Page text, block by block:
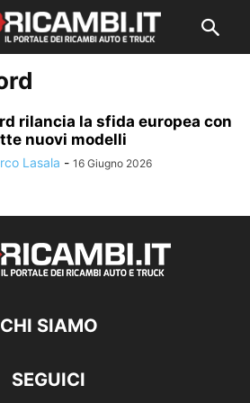
rilancia la sfida europea con
nuovi modelli
Lasala - 16 Giugno 2026
CHI SIAMO
SEGUICI